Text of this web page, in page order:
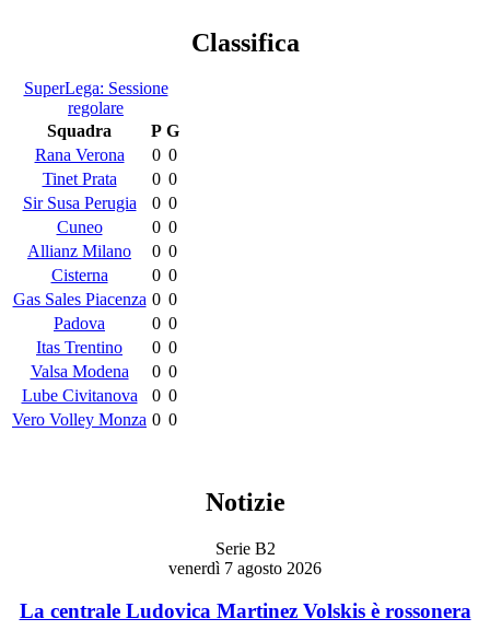
Classifica
SuperLega: Sessione
regolare
Squadra
P G
Rana Verona
0 0
Tinet Prata
0 0
Sir Susa Perugia
0 0
Cuneo
0 0
Allianz Milano
0 0
Cisterna
0 0
Gas Sales Piacenza 0 0
Padova
0 0
Itas Trentino
0 0
Valsa Modena
0 0
Lube Civitanova
0 0
Vero Volley Monza 0 0
Notizie
Serie B2
venerdì 7 agosto 2026
La centrale Ludovica Martinez Volskis è rossonera